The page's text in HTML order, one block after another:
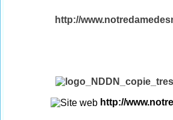
http://
http://